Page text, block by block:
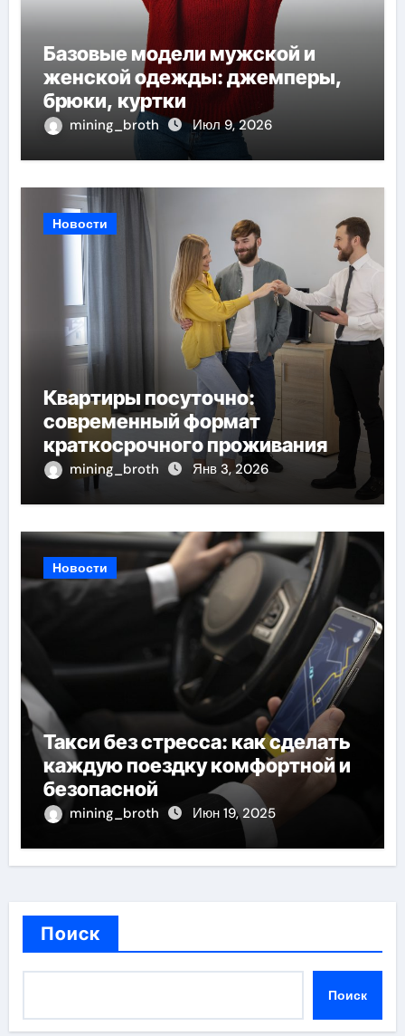
Базовые модели мужской и
женской одежды: джемперы,
брюки, куртки
mining_broth Июл 9, 2026
Новости
Квартиры посуточно:
современный формат
краткосрочного проживания
mining_broth Янв 3, 2026
Новости
Такси без стресса: как сделать
каждую поездку комфортной и
безопасной
mining_broth Июн 19, 2025
Поиск
Поиск